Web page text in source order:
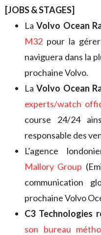
[JOBS & STAGES]
La Volvo Ocean
M32 pour la
naviguera dans la
prochaine Volvo.
La Volvo Ocean
experts/watch
course 24/24
responsable des
L’agence
Mallory Group
communication
prochaine Volvo
C3 Technologies
son bureau